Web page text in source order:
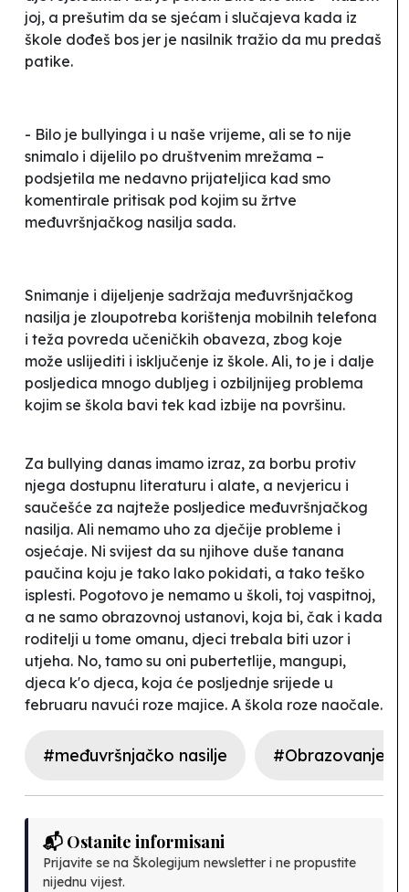
joj, a prešutim da se sjećam i slučajeva kada iz
škole dođeš bos jer je nasilnik tražio da mu predaš
patike.
- Bilo je bullyinga i u naše vrijeme, ali se to nije
snimalo i dijelilo po društvenim mrežama –
podsjetila me nedavno prijateljica kad smo
komentirale pritisak pod kojim su žrtve
međuvršnjačkog nasilja sada.
Snimanje i dijeljenje sadržaja međuvršnjačkog
nasilja je zloupotreba korištenja mobilnih telefona
i teža povreda učeničkih obaveza, zbog koje
može uslijediti i isključenje iz škole. Ali, to je i dalje
posljedica mnogo dubljeg i ozbiljnijeg problema
kojim se škola bavi tek kad izbije na površinu.
Za bullying danas imamo izraz, za borbu protiv
njega dostupnu literaturu i alate, a nevjericu i
saučešće za najteže posljedice međuvršnjačkog
nasilja. Ali nemamo uho za dječije probleme i
osjećaje. Ni svijest da su njihove duše tanana
paučina koju je tako lako pokidati, a tako teško
isplesti. Pogotovo je nemamo u školi, toj vaspitnoj,
a ne samo obrazovnoj ustanovi, koja bi, čak i kada
roditelji u tome omanu, djeci trebala biti uzor i
utjeha. No, tamo su oni pubertetlije, mangupi,
djeca k'o djeca, koja će posljednje srijede u
februaru navući roze majice. A škola roze naočale.
#međuvršnjačko nasilje #Obrazovanje
📬 Ostanite informisani
Prijavite se na Školegijum newsletter i ne propustite
nijednu vijest.